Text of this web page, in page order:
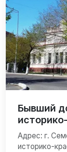
Бывший
Адрес: г.
историко-